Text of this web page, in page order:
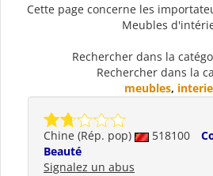
Cette page concerne les
Meubles
Rechercher dans la
Rechercher dans la
meubles,
Chine (Rép. pop) 518100
Beauté
Signalez un abus